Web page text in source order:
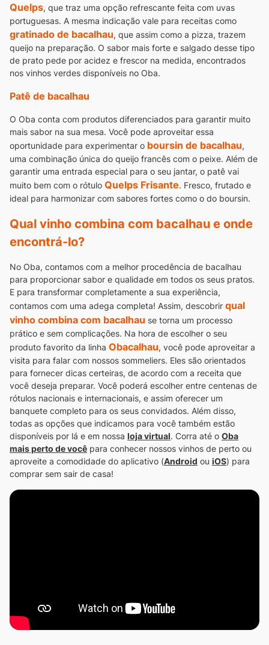
Quelps, que traz uma opção refrescante feita com uvas
portuguesas. A mesma indicação vale para receitas como
gratinado de bacalhau, que assim como a pizza, trazem
queijo na preparação. O sabor mais forte e salgado desse tipo
de prato pede por acidez e frescor na medida, encontrados
nos vinhos verdes disponíveis no Oba.
Patê de bacalhau
O Oba conta com produtos diferenciados para garantir muito
mais sabor na sua mesa. Você pode aproveitar essa
oportunidade para experimentar o boursin de bacalhau,
uma combinação única do queijo francês com o peixe. Além de
garantir uma entrada especial para o seu jantar, o patê vai
muito bem com o rótulo Quelps Frisante. Fresco, frutado e
ideal para harmonizar com sabores fortes como o do boursin.
Qual vinho combina com bacalhau e onde
encontrá-lo?
No Oba, contamos com a melhor procedência de bacalhau
para proporcionar sabor e qualidade em todos os seus pratos.
E para transformar completamente a sua experiência,
contamos com uma adega completa! Assim, descobrir qual
vinho combina com bacalhau se torna um processo
prático e sem complicações. Na hora de escolher o seu
produto favorito da linha Obacalhau, você pode aproveitar a
visita para falar com nossos sommeliers. Eles são orientados
para fornecer dicas certeiras, de acordo com a receita que
você deseja preparar. Você poderá escolher entre centenas de
rótulos nacionais e internacionais, e assim oferecer um
banquete completo para os seus convidados. Além disso,
todas as opções que indicamos para você também estão
disponíveis por lá e em nossa loja virtual. Corra até o Oba
mais perto de você para conhecer nossos vinhos de perto ou
aproveite a comodidade do aplicativo (Android ou iOS) para
comprar sem sair de casa!